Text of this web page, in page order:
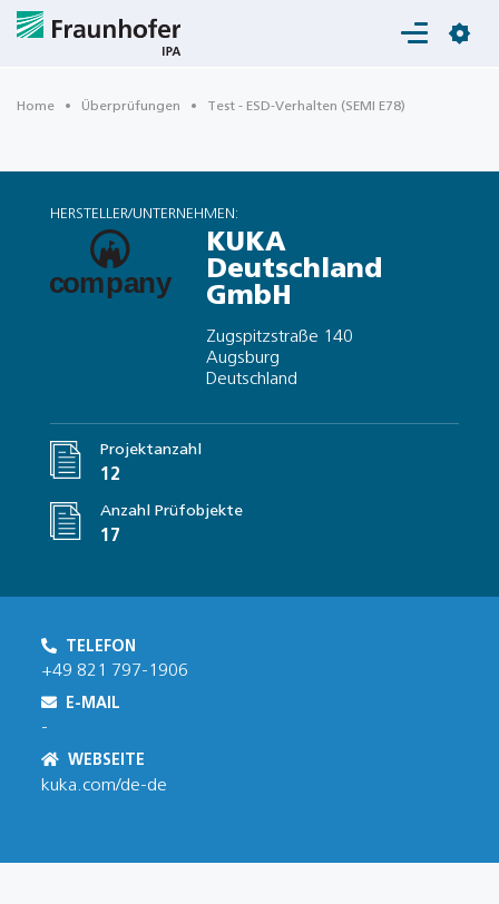
Login
Home Überprüfungen Test - ESD-Verhalten (SEMI E78)
HERSTELLER/UNTERNEHMEN:
KUKA
Deutschland
GmbH
Zugspitzstraße 140
Augsburg
Deutschland
Projektanzahl
12
Anzahl Prüfobjekte
17
TELEFON
+49 821 797-1906
E-MAIL
-
WEBSEITE
kuka.com/de-de